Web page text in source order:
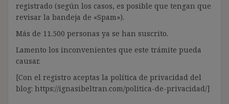
registrado (según los casos, es posible que tengan que
revisar la bandeja de «Spam»).
Más de 11.500 personas ya se han suscrito.
Lamento los inconvenientes que este trámite pueda
causar.
[Con el registro aceptas la política de privacidad del
blog: https://ignasibeltran.com/politica-de-privacidad/]